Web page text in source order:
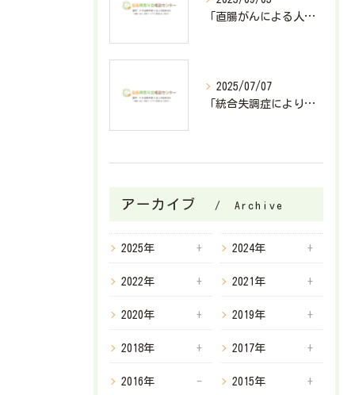
「直腸がんによる人工肛門造設で障害厚生年金3級が決定したケース」
2025/07/07
「統合失調症により障害基礎年金2級が決定したケース」
アーカイブ Archive
2025年 2024年
2022年 2021年
2020年 2019年
2018年 2017年
2016年 2015年